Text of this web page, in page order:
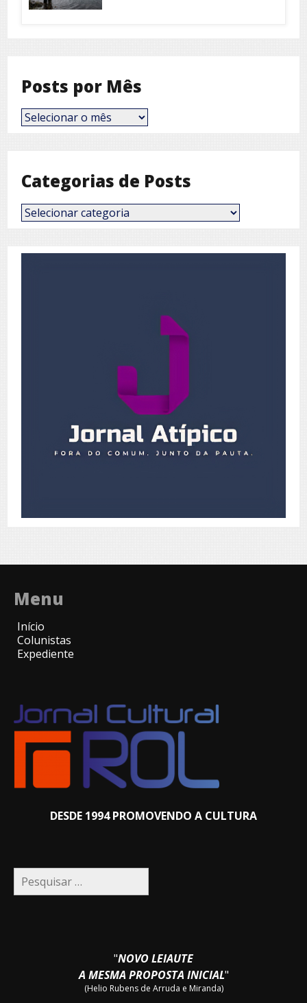
Posts por Mês
Posts
por
Categorias de Posts
Categorias
de
Menu
Início
Colunistas
Expediente
DESDE 1994 PROMOVENDO A CULTURA
Pesquisar
por:
"NOVO LEIAUTE
A MESMA PROPOSTA INICIAL"
(Helio Rubens de Arruda e Miranda)